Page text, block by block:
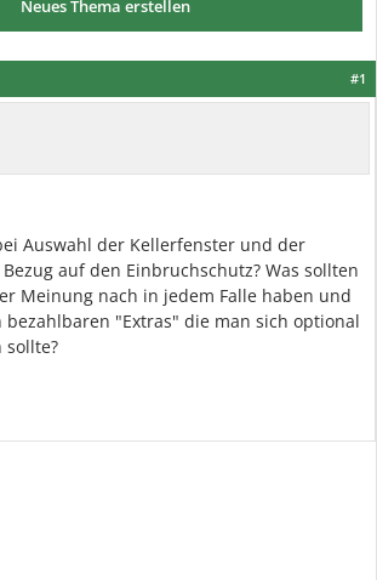
Neues Thema erstellen
#1
Auswahl der Kellerfenster und der
auf den Einbruchschutz? Was sollten
Meinung nach in jedem Falle haben und
bezahlbaren "Extras" die man sich optional
sollte?